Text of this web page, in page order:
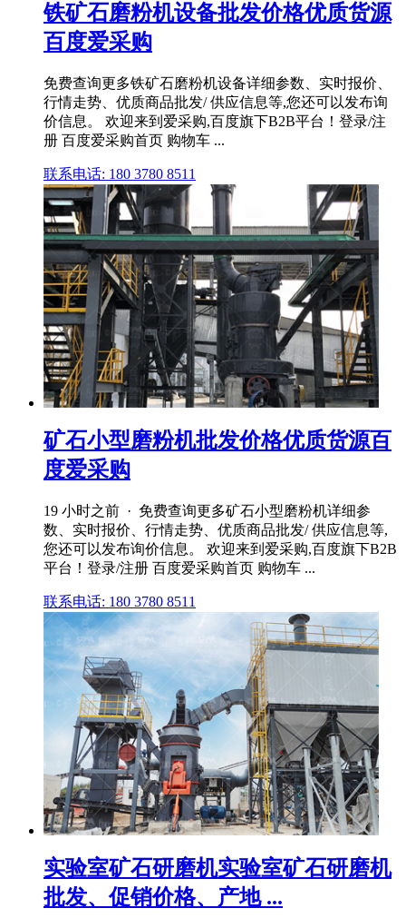
铁矿石磨粉机设备批发价格优质货源
百度爱采购
免费查询更多铁矿石磨粉机设备详细参数、实时报价、
行情走势、优质商品批发/ 供应信息等,您还可以发布询
价信息。 欢迎来到爱采购,百度旗下B2B平台！登录/注
册 百度爱采购首页 购物车 ...
联系电话: 180 3780 8511
矿石小型磨粉机批发价格优质货源百
度爱采购
19 小时之前 · 免费查询更多矿石小型磨粉机详细参
数、实时报价、行情走势、优质商品批发/ 供应信息等,
您还可以发布询价信息。 欢迎来到爱采购,百度旗下B2B
平台！登录/注册 百度爱采购首页 购物车 ...
联系电话: 180 3780 8511
实验室矿石研磨机实验室矿石研磨机
批发、促销价格、产地 ...